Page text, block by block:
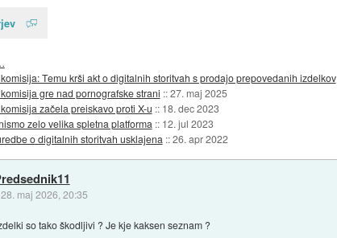
Temu krši akt o digitalnih storitvah s prodajo prepovedanih izdelkov
gre nad pornografske strani ::27. maj 2025
začela preiskavo proti X-u :: 18. dec 2023
zelo velika spletna platforma :: 12. jul 2023
o digitalnih storitvah usklajena ::26. apr 2022
28. maj 2026, 20:35
so tako škodljivi ? Je kje kaksen seznam ?